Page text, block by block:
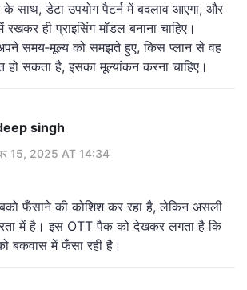
साथ, डेटा उपयोग पैटर्न में बदलाव आएगा, और
ही प्राइसिंग मॉडल बनाना चाहिए।
समय‑मूल्य को समझते हुए, किस प्लान से वह
हो सकता है, इसका मूल्यांकन करना चाहिए।
singh
15, 2025 AT 14:34
फँसाने की कोशिश कर रहा है, लेकिन असली
में है। इस OTT पैक को देखकर लगता है कि
बकवास में फँसा रही है।